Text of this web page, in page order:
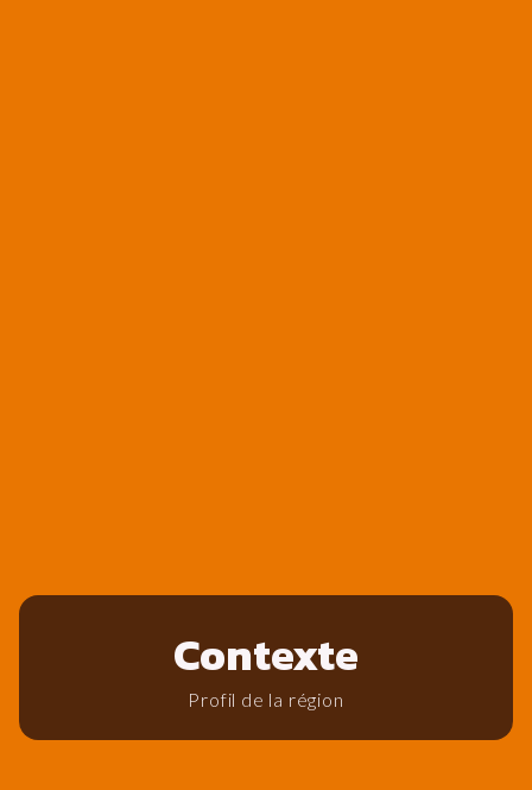
Contexte
Profil de la région